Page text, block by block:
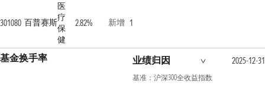
301080 百普赛斯
医
疗
保
健
2.82% 新增 1
基金换手率 业绩归因 2025-12-31
基准：沪深300全收益指数